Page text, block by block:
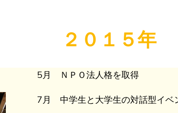
２０１５年
5月 ＮＰＯ法人格を取得
7月 中学生と大学生の対話型イ